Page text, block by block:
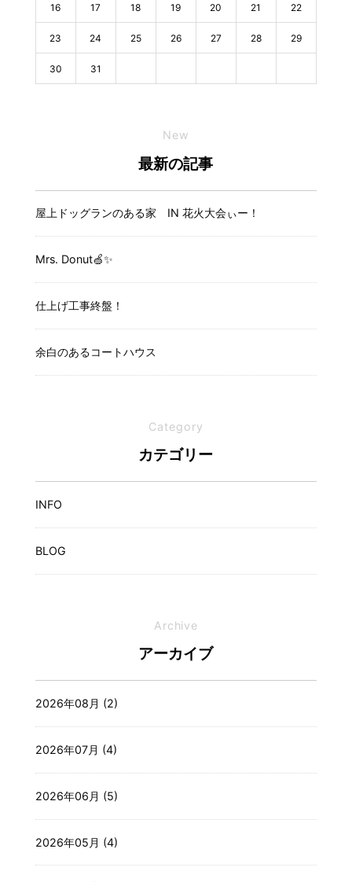
16 17 18 19 20 21 22
23 24 25 26 27 28 29
30 31
New
最新の記事
屋上ドッグランのある家 IN 花火大会ぃー！
Mrs. Donut🍏✨️
仕上げ工事終盤！
余白のあるコートハウス
Category
カテゴリー
INFO
BLOG
Archive
アーカイブ
2026年08月 (2)
2026年07月 (4)
2026年06月 (5)
2026年05月 (4)